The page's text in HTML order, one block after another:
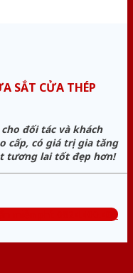
SẮT CỬA THÉP
đối tác và khách
cấp, có giá trị gia tăng
tương lai tốt đẹp hơn!
miễn phí: 0824.400.400